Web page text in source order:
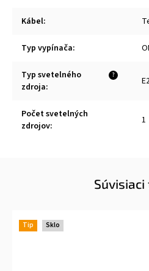
Kábel:
Typ vypínača:
?
Typ svetelného
zdroja:
Počet svetelných
zdrojov: 1
Tip Sklo